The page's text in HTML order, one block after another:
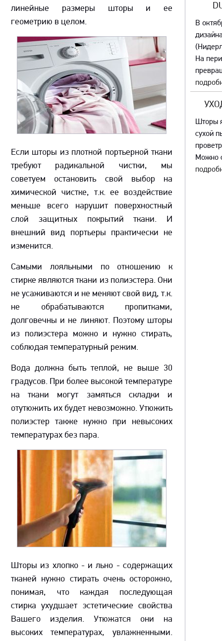
линейные размеры шторы и ее
геометрию в целом.
Если шторы из плотной портьерной ткани
требуют радикальной чистки, мы
советуем остановить свой выбор на
химической чистке, т.к. ее воздействие
меньше всего нарушит поверхностный
слой защитных покрытий ткани. И
внешний вид портьеры практически не
изменится.
Самыми лояльными по отношению к
стирке являются ткани из полиэстера. Они
не усаживаются и не меняют свой вид, т.к.
не обрабатываются пропитками,
долговечны и не линяют. Поэтому шторы
из полиэстера можно и нужно стирать,
соблюдая температурный режим.
Вода должна быть теплой, не выше 30
градусов. При более высокой температуре
на ткани могут замяться складки и
отутюжить их будет невозможно. Утюжить
полиэстер также нужно при невысоких
температурах без пара.
Шторы из хлопко - и льно - содержащих
тканей нужно стирать очень осторожно,
понимая, что каждая последующая
стирка ухудшает эстетические свойства
Вашего изделия. Утюжатся они на
высоких температурах, увлажненными.
В
На
Шторы
сухой
Можно